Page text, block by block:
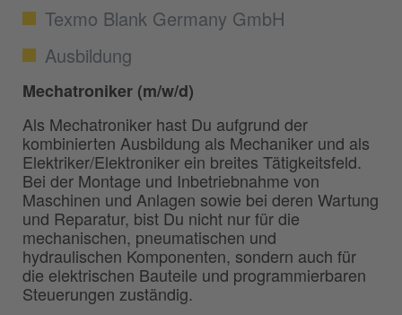
Texmo Blank Germany GmbH
Ausbildung
Mechatroniker (m/w/d)
Als Mechatroniker hast Du aufgrund der
kombinierten Ausbildung als Mechaniker und als
Elektriker/Elektroniker ein breites Tätigkeitsfeld.
Bei der Montage und Inbetriebnahme von
Maschinen und Anlagen sowie bei deren Wartung
und Reparatur, bist Du nicht nur für die
mechanischen, pneumatischen und
hydraulischen Komponenten, sondern auch für
die elektrischen Bauteile und programmierbaren
Steuerungen zuständig.